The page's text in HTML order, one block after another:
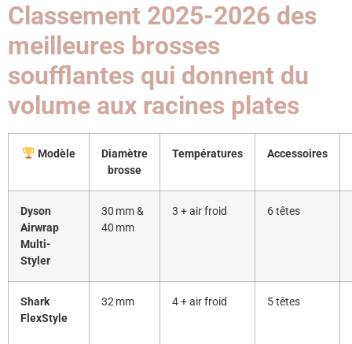
Classement 2025-2026 des
meilleures brosses
soufflantes qui donnent du
volume aux racines plates
Modèle
Diamètre
brosse
Températures Accessoires
Dyson
Airwrap
Multi-
Styler
30 mm &
40 mm
3 + air froid 6 têtes
Shark
FlexStyle
32 mm 4 + air froid 5 têtes